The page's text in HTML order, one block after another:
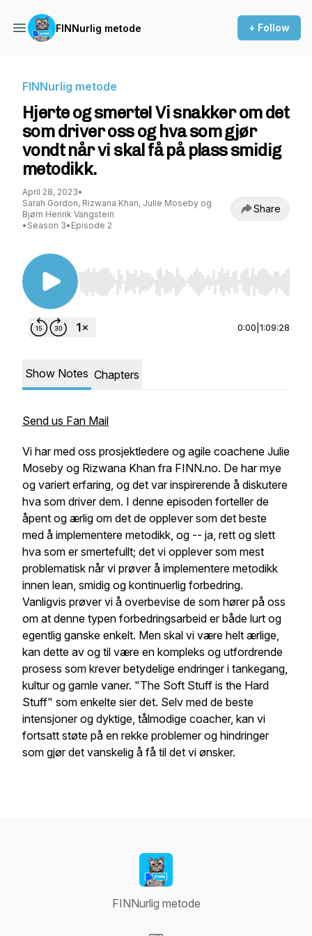
FINNurlig metode + Follow
FINNurlig metode
Hjerte og smerte! Vi snakker om det
som driver oss og hva som gjør
vondt når vi skal få på plass smidig
metodikk.
April 28, 2023•
Sarah Gordon, Rizwana Khan, Julie Moseby og
Bjørn Henrik Vangstein
• Season 3• Episode 2
Share
Use Left/Right to seek, Home/End to jump to
0:00 1:09:28
Show Notes Chapters
Send us Fan Mail
Vi har med oss prosjektledere og agile coachene Julie
Moseby og Rizwana Khan fra FINN.no. De har mye
og variert erfaring, og det var inspirerende å diskutere
hva som driver dem. I denne episoden forteller de
åpent og ærlig om det de opplever som det beste
med å implementere metodikk, og -- ja, rett og slett
hva som er smertefullt; det vi opplever som mest
problematisk når vi prøver å implementere metodikk
innen lean, smidig og kontinuerlig forbedring.
Vanligvis prøver vi å overbevise de som hører på oss
om at denne typen forbedringsarbeid er både lurt og
egentlig ganske enkelt. Men skal vi være helt ærlige,
kan dette av og til være en kompleks og utfordrende
prosess som krever betydelige endringer i tankegang,
kultur og gamle vaner. "The Soft Stuff is the Hard
Stuff" som enkelte sier det. Selv med de beste
intensjoner og dyktige, tålmodige coacher, kan vi
fortsatt støte på en rekke problemer og hindringer
som gjør det vanskelig å få til det vi ønsker.
FINNurlig metode